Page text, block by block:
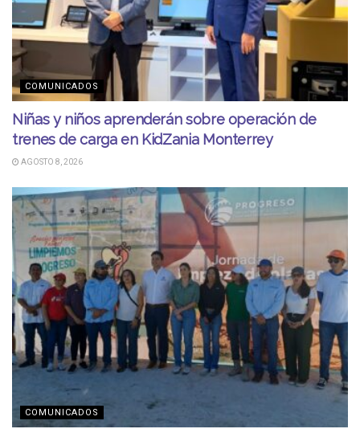
COMUNICADOS
Niñas y niños aprenderán sobre operación de
trenes de carga en KidZania Monterrey
AGOSTO 8, 2026
COMUNICADOS